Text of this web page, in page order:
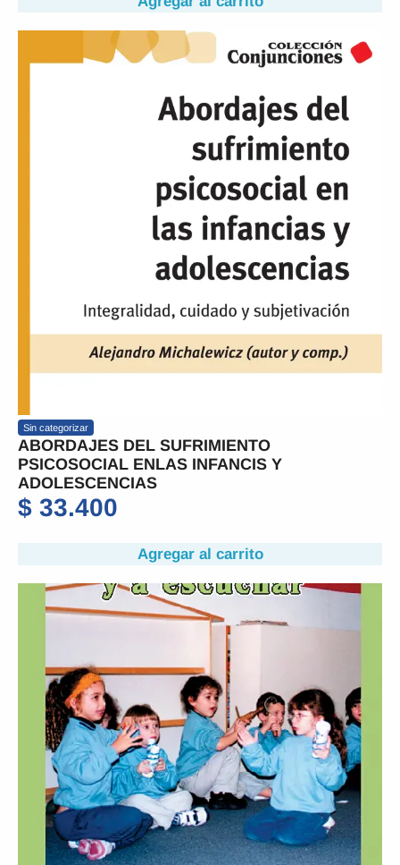
Sin categorizar
ABORDAJES DEL SUFRIMIENTO
PSICOSOCIAL ENLAS INFANCIS Y
ADOLESCENCIAS
$ 33.400
Agregar al carrito